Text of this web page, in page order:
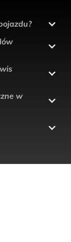
w